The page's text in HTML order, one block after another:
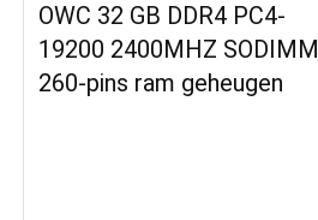
OWC 32 GB DDR4 PC4-
19200 2400MHZ SODIMM
260-pins ram geheugen